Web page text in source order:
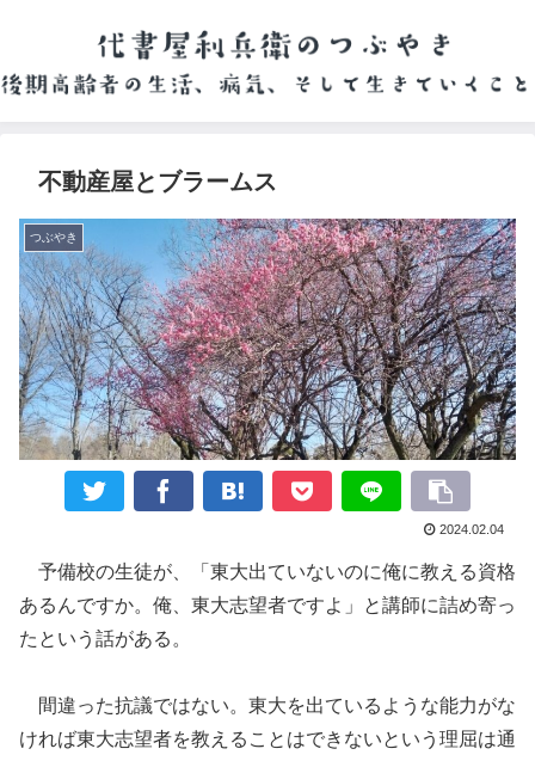
不動産屋とブラームス
つぶやき
2024.02.04
予備校の生徒が、「東大出ていないのに俺に教える資格
あるんですか。俺、東大志望者ですよ」と講師に詰め寄っ
たという話がある。
間違った抗議ではない。東大を出ているような能力がな
ければ東大志望者を教えることはできないという理屈は通